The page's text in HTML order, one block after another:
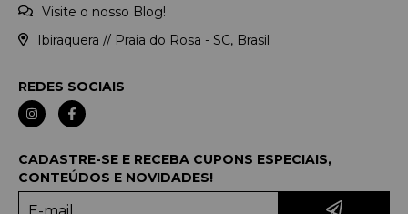
Visite o nosso Blog!
Ibiraquera // Praia do Rosa - SC, Brasil
REDES SOCIAIS
CADASTRE-SE E RECEBA CUPONS ESPECIAIS,
CONTEÚDOS E NOVIDADES!